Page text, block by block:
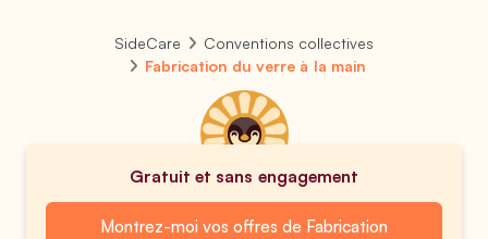
SideCare
Conventions collectives
Fabrication du verre à la main
Gratuit et sans engagement
Montrez-moi vos offres de Fabrication